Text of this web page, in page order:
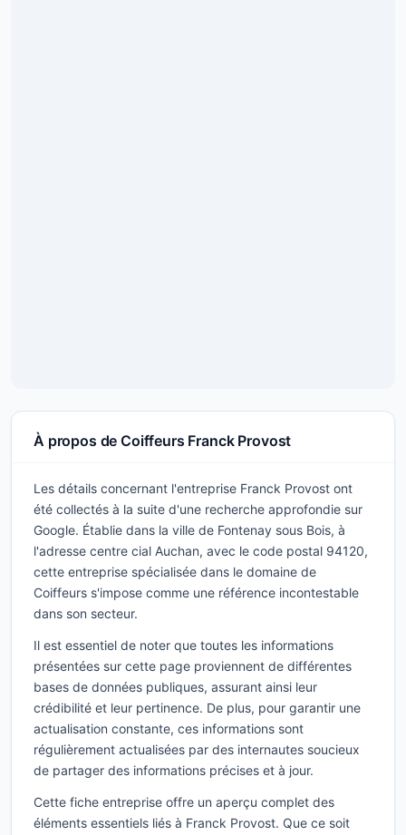
À propos de Coiffeurs Franck Provost
Les détails concernant l'entreprise Franck Provost ont
été collectés à la suite d'une recherche approfondie sur
Google. Établie dans la ville de Fontenay sous Bois, à
l'adresse centre cial Auchan, avec le code postal 94120,
cette entreprise spécialisée dans le domaine de
Coiffeurs s'impose comme une référence incontestable
dans son secteur.
Il est essentiel de noter que toutes les informations
présentées sur cette page proviennent de différentes
bases de données publiques, assurant ainsi leur
crédibilité et leur pertinence. De plus, pour garantir une
actualisation constante, ces informations sont
régulièrement actualisées par des internautes soucieux
de partager des informations précises et à jour.
Cette fiche entreprise offre un aperçu complet des
éléments essentiels liés à Franck Provost. Que ce soit